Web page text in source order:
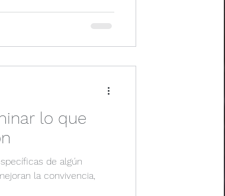
lo que
de algún
la convivencia,